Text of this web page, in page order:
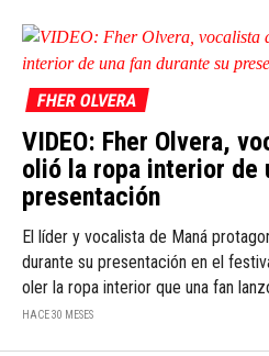
FHER OLVERA
VIDEO: Fher Olvera,
olió la ropa interior de
presentación
El líder y vocalista de Maná
durante su presentación en el
oler la ropa interior que una fan
HACE 30 MESES